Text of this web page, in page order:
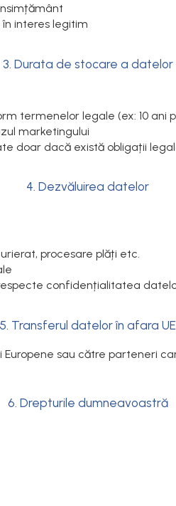
în interes legitim
3. Durata de stocare a datelor
termenelor legale (ex: 10 ani
marketingului
doar dacă există obligații
4. Dezvăluirea datelor
procesare plăți etc.
confidențialitatea
5. Transferul datelor în afara UE
sau către parteneri
6. Drepturile dumneavoastră